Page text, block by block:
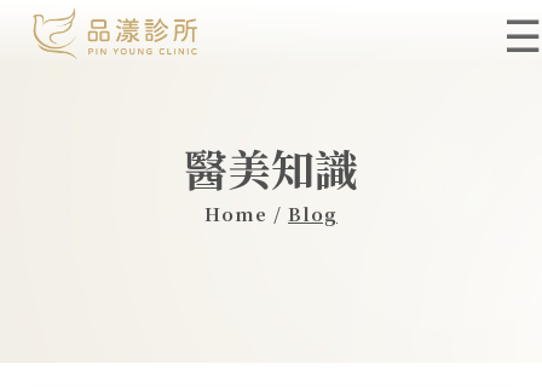
☰
醫美知識
Home / Blog